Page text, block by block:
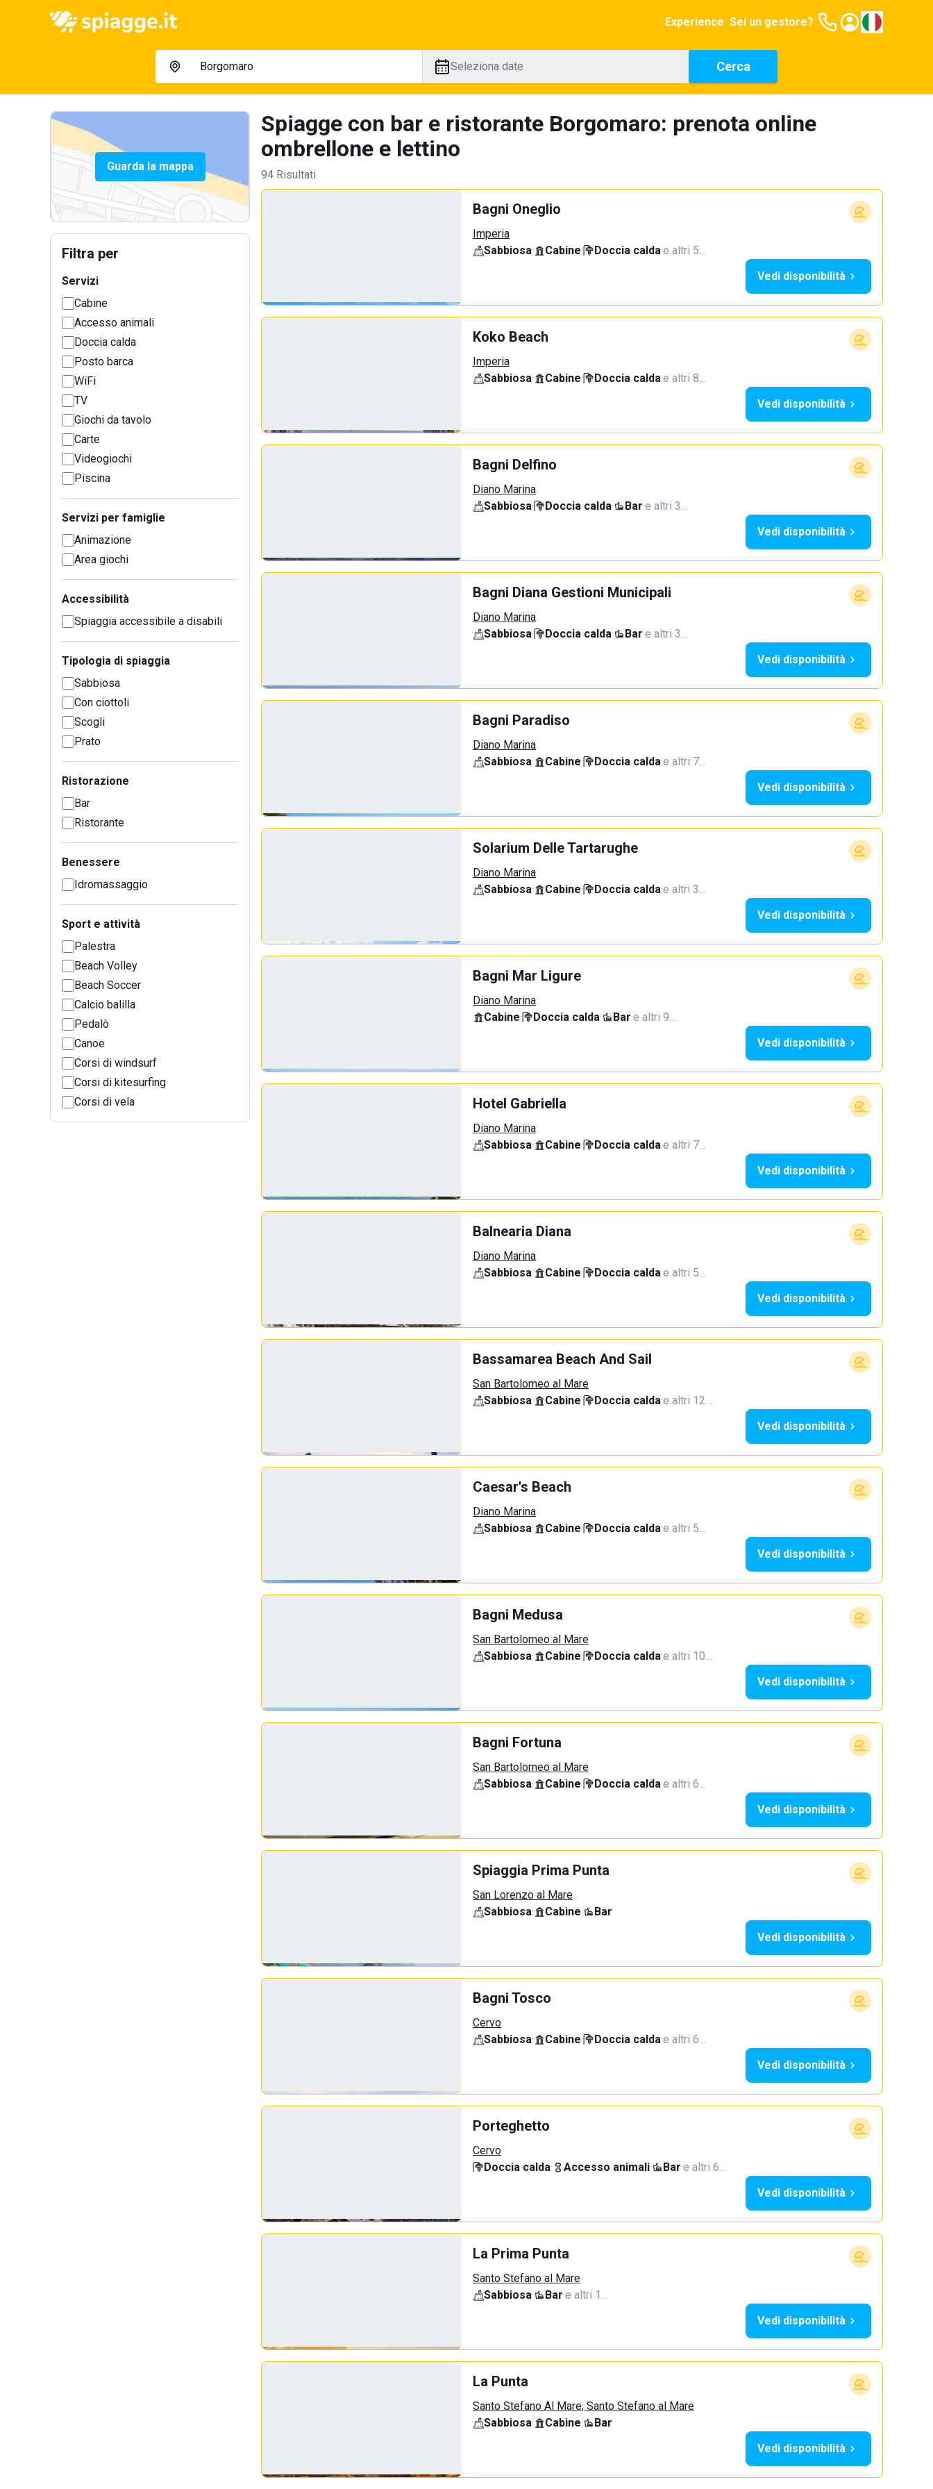
Experience Sei un gestore?
Seleziona date Cerca
Guarda la mappa
Filtra per
Servizi
Cabine
Accesso animali
Doccia calda
Posto barca
WiFi
TV
Giochi da tavolo
Carte
Videogiochi
Piscina
Servizi per famiglie
Animazione
Area giochi
Accessibilità
Spiaggia accessibile a disabili
Tipologia di spiaggia
Sabbiosa
Con ciottoli
Scogli
Prato
Ristorazione
Bar
Ristorante
Benessere
Idromassaggio
Sport e attività
Palestra
Beach Volley
Beach Soccer
Calcio balilla
Pedalò
Canoe
Corsi di windsurf
Corsi di kitesurfing
Corsi di vela
Spiagge con bar e ristorante Borgomaro: prenota online
ombrellone e lettino
94 Risultati
Bagni Oneglio
Imperia
Sabbiosa· Cabine· Doccia calda·e altri 5…
Vedi disponibilità
Koko Beach
Imperia
Sabbiosa· Cabine· Doccia calda·e altri 8…
Vedi disponibilità
Bagni Delfino
Diano Marina
Sabbiosa· Doccia calda· Bar·e altri 3…
Vedi disponibilità
Bagni Diana Gestioni Municipali
Diano Marina
Sabbiosa· Doccia calda· Bar·e altri 3…
Vedi disponibilità
Bagni Paradiso
Diano Marina
Sabbiosa· Cabine· Doccia calda·e altri 7…
Vedi disponibilità
Solarium Delle Tartarughe
Diano Marina
Sabbiosa· Cabine· Doccia calda·e altri 3…
Vedi disponibilità
Bagni Mar Ligure
Diano Marina
Cabine· Doccia calda· Bar·e altri 9…
Vedi disponibilità
Hotel Gabriella
Diano Marina
Sabbiosa· Cabine· Doccia calda·e altri 7…
Vedi disponibilità
Balnearia Diana
Diano Marina
Sabbiosa· Cabine· Doccia calda·e altri 5…
Vedi disponibilità
Bassamarea Beach And Sail
San Bartolomeo al Mare
Sabbiosa· Cabine· Doccia calda·e altri 12…
Vedi disponibilità
Caesar's Beach
Diano Marina
Sabbiosa· Cabine· Doccia calda·e altri 5…
Vedi disponibilità
Bagni Medusa
San Bartolomeo al Mare
Sabbiosa· Cabine· Doccia calda·e altri 10…
Vedi disponibilità
Bagni Fortuna
San Bartolomeo al Mare
Sabbiosa· Cabine· Doccia calda·e altri 6…
Vedi disponibilità
Spiaggia Prima Punta
San Lorenzo al Mare
Sabbiosa· Cabine·
Bar
Vedi disponibilità
Bagni Tosco
Cervo
Sabbiosa· Cabine· Doccia calda·e altri 6…
Vedi disponibilità
Porteghetto
Cervo
Doccia calda· Accesso animali· Bar·e altri 6…
Vedi disponibilità
La Prima Punta
Santo Stefano al Mare
Sabbiosa· Bar·e altri 1…
Vedi disponibilità
La Punta
Santo Stefano Al Mare, Santo Stefano al Mare
Sabbiosa· Cabine·
Bar
Vedi disponibilità